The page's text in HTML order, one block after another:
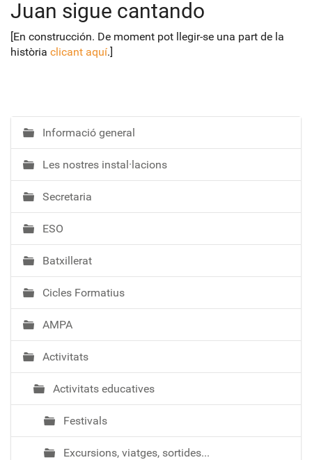
Juan sigue cantando
[En construcción. De moment pot llegir-se una part de la
història clicant aquí.]
N
a
v
e
g
a
c
ó
Informació general
Les nostres instal·lacions
Secretaria
ESO
Batxillerat
Cicles Formatius
AMPA
Activitats
Activitats educatives
Festivals
Excursions, viatges, sortides...